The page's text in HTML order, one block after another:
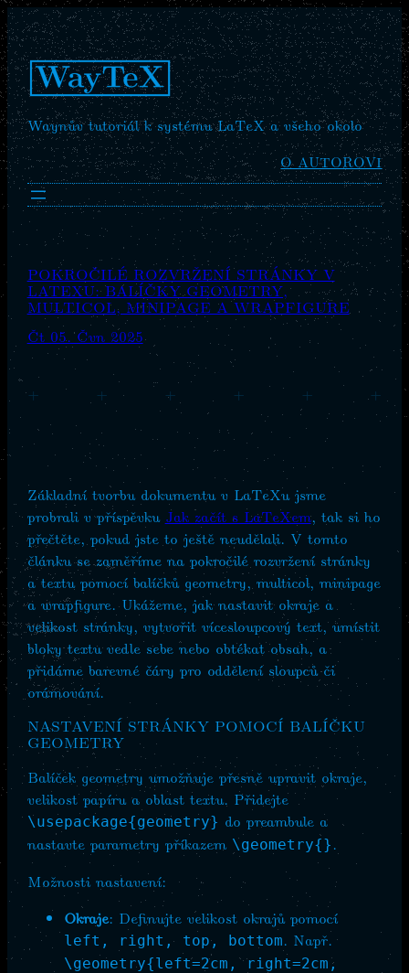
Waynův tutoriál k systému LaTeX a všeho okolo
O AUTOROVI
POKROČILÉ ROZVRŽENÍ STRÁNKY V
LATEXU: BALÍČKY GEOMETRY,
MULTICOL, MINIPAGE A WRAPFIGURE
Čt 05. Čvn 2025
+ + + + + +
Základní tvorbu dokumentu v LaTeXu jsme
probrali v příspěvku Jak začít s LaTeXem, tak si ho
přečtěte, pokud jste to ještě neudělali. V tomto
článku se zaměříme na pokročilé rozvržení stránky
a textu pomocí balíčků geometry, multicol, minipage
a wrapfigure. Ukážeme, jak nastavit okraje a
velikost stránky, vytvořit vícesloupcový text, umístit
bloky textu vedle sebe nebo obtékat obsah, a
přidáme barevné čáry pro oddělení sloupců či
orámování.
NASTAVENÍ STRÁNKY POMOCÍ BALÍČKU
GEOMETRY
Balíček geometry umožňuje přesně upravit okraje,
velikost papíru a oblast textu. Přidejte
\usepackage{geometry} do preambule a
nastavte parametry příkazem \geometry{} .
Možnosti nastavení:
Okraje: Definujte velikost okrajů pomocí
left, right, top, bottom. Např.
\geometry{left=2cm, right=2cm,